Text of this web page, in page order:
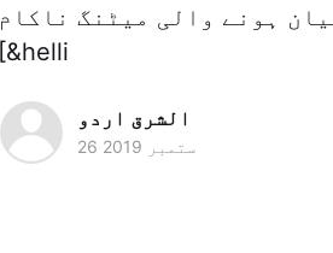
ہونے والی میٹنگ ناکام
[&helli
الشرق اردو
26 ستمبر 2019